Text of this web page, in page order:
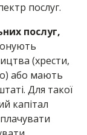
послуг.
послуг,
(хрести,
або мають
Для такої
капітал